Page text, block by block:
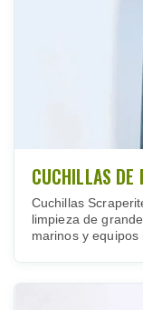
CUCHILLAS DE
Cuchillas
limpieza de
marinos y equipos